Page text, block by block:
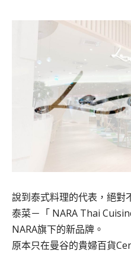
說到泰式料理的代表，絕對
泰菜－「 NARA Thai
NARA旗下的新品牌。
原本只在曼谷的貴婦百貨